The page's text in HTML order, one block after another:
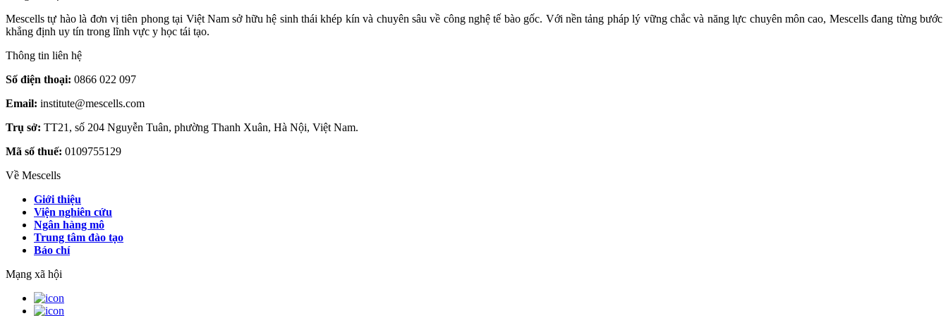
Mescells tự hào là đơn vị tiên phong tại Việt Nam sở hữu hệ sinh thái khép kín và chuyên sâu về công nghệ tế bào gốc. Với nền tảng pháp lý vững chắc và năng lực chuyên môn cao, Mescells đang từng bước
khẳng định uy tín trong lĩnh vực y học tái tạo.
Thông tin liên hệ
Số điện thoại: 0866 022 097
Email: institute@mescells.com
Trụ sở: TT21, số 204 Nguyễn Tuân, phường Thanh Xuân, Hà Nội, Việt Nam.
Mã số thuế: 0109755129
Về Mescells
Giới thiệu
Viện nghiên cứu
Ngân hàng mô
Trung tâm đào tạo
Báo chí
Mạng xã hội